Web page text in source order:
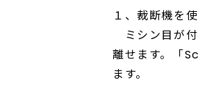
１、裁断機を
ミシン目が
離せます。「
ます。